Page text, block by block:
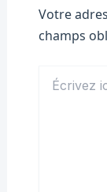
Votre
champs
ici…